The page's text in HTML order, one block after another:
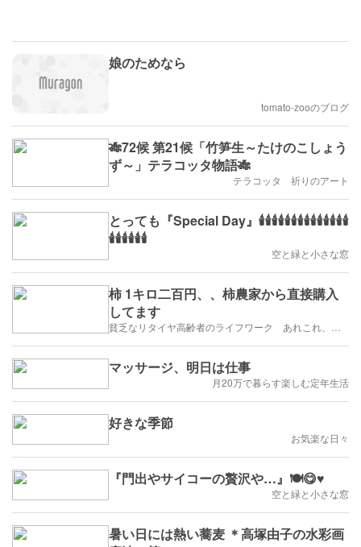
娘のためなら
tomato-zooのブログ
🎋72候 第21候「竹笋生～たけのこしょう
ず～」テラコッタ物語🎋
テラコッタ 祈りのアート
とっても『Special Day』🕯🕯🕯🕯🕯🕯🕯🕯🕯🕯🕯🕯🕯🕯
🕯🕯🕯🕯🕯🕯
空と緑と小さな窓
柿 1キロ二百円、、柿農家から直接購入
してます
マッサージ、明日は仕事
月20万で暮らす楽しむ定年生活
好きな季節
お気楽な日々
『門出やサイコーの贅沢や…』🍽😋♥
空と緑と小さな窓
暑い日には熱い蕎麦 ＊高塚由子の水彩画